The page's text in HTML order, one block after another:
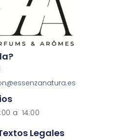
a 14:00
Legales